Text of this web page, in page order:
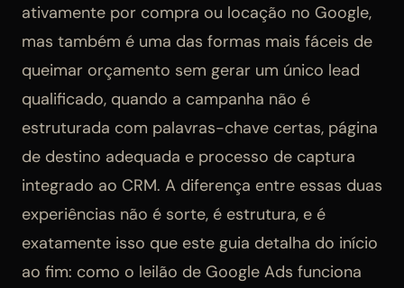
ativamente por compra ou locação no Google,
mas também é uma das formas mais fáceis de
queimar orçamento sem gerar um único lead
qualificado, quando a campanha não é
estruturada com palavras-chave certas, página
de destino adequada e processo de captura
integrado ao CRM. A diferença entre essas duas
experiências não é sorte, é estrutura, e é
exatamente isso que este guia detalha do início
ao fim: como o leilão de Google Ads funciona